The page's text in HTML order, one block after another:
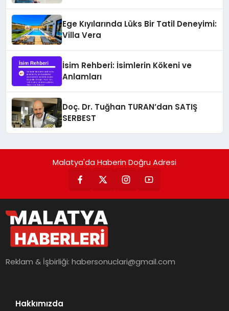
Ege Kıyılarında Lüks Bir Tatil Deneyimi:
Villa Vera
İsim Rehberi: İsimlerin Kökeni ve
Anlamları
Doç. Dr. Tuğhan TURAN’dan SATIŞ
SERBEST
Malatya'da Haberin Doğru Adresi
Reklam & İşbirliği:habersonuclari@gmail.com
Hakkımızda